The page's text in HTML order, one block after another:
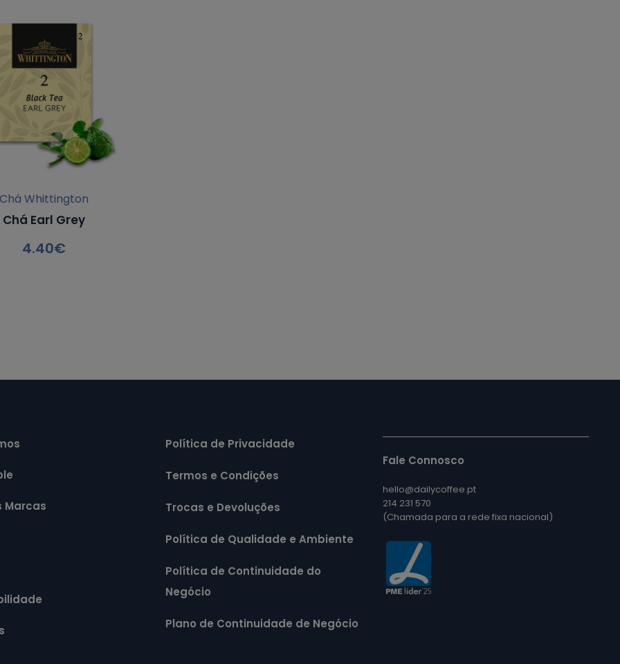
Chá Whittington
Chá Earl Grey
4.40€
Marcas
Política de Privacidade
Termos e Condições
Trocas e Devoluções
Política de Qualidade e Ambiente
Política de Continuidade do
Negócio
Plano de Continuidade de Negócio
Fale Connosco
hello@dailycoffee.pt
214 231 570
(Chamada para a rede fixa nacional)